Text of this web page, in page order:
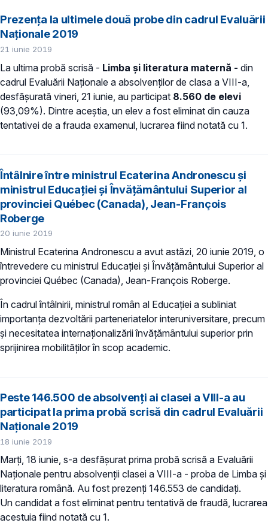
Prezența la ultimele două probe din cadrul Evaluării
Naționale 2019
21 iunie 2019
La ultima probă scrisă - Limba şi literatura maternă - din
cadrul Evaluării Naţionale a absolvenţilor de clasa a VIII-a,
desfășurată vineri, 21 iunie, au participat 8.560 de elevi
(93,09%). Dintre aceștia, un elev a fost eliminat din cauza
tentativei de a frauda examenul, lucrarea fiind notată cu 1.
Întâlnire între ministrul Ecaterina Andronescu și
ministrul Educației și Învățământului Superior al
provinciei Québec (Canada), Jean-François
Roberge
20 iunie 2019
Ministrul Ecaterina Andronescu a avut astăzi, 20 iunie 2019, o
întrevedere cu ministrul Educației și Învățământului Superior al
provinciei Québec (Canada), Jean-François Roberge.
În cadrul întâlnirii, ministrul român al Educației a subliniat
importanța dezvoltării parteneriatelor interuniversitare, precum
și necesitatea internaționalizării învățământului superior prin
sprijinirea mobilităților în scop academic.
Peste 146.500 de absolvenţi ai clasei a VIII-a au
participat la prima probă scrisă din cadrul Evaluării
Naţionale 2019
18 iunie 2019
Marți, 18 iunie, s-a desfăşurat prima probă scrisă a Evaluării
Naţionale pentru absolvenţii clasei a VIII-a - proba de Limba şi
literatura română. Au fost prezenţi 146.553 de candidați.
Un candidat a fost eliminat pentru tentativă de fraudă, lucrarea
acestuia fiind notată cu 1.